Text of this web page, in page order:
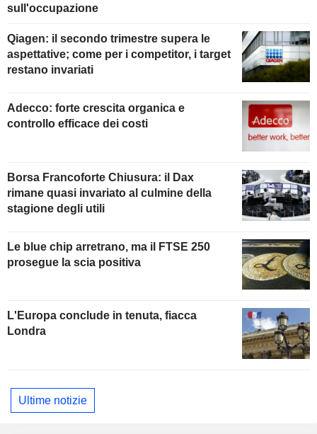
sull'occupazione
Qiagen: il secondo trimestre supera le
aspettative; come per i competitor, i target
restano invariati
Adecco: forte crescita organica e
controllo efficace dei costi
Borsa Francoforte Chiusura: il Dax
rimane quasi invariato al culmine della
stagione degli utili
Le blue chip arretrano, ma il FTSE 250
prosegue la scia positiva
L'Europa conclude in tenuta, fiacca
Londra
Ultime notizie